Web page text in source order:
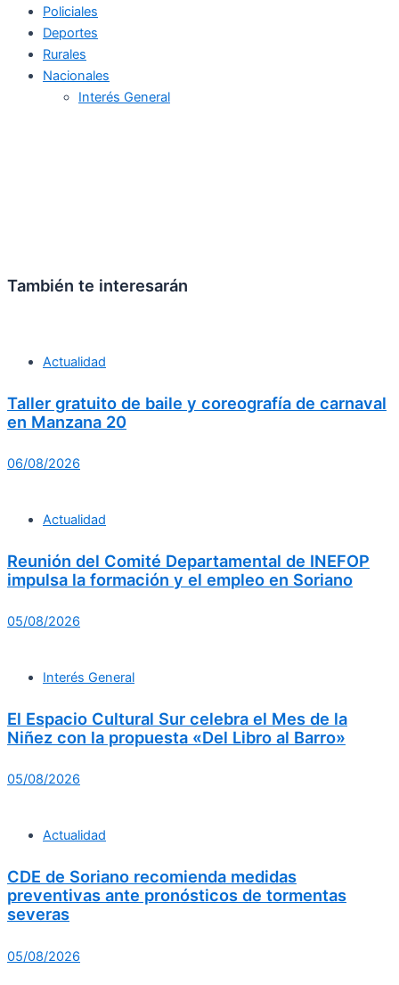
Policiales
Deportes
Rurales
Nacionales
Interés General
También te interesarán
Actualidad
Taller gratuito de baile y coreografía de carnaval
en Manzana 20
06/08/2026
Actualidad
Reunión del Comité Departamental de INEFOP
impulsa la formación y el empleo en Soriano
05/08/2026
Interés General
El Espacio Cultural Sur celebra el Mes de la
Niñez con la propuesta «Del Libro al Barro»
05/08/2026
Actualidad
CDE de Soriano recomienda medidas
preventivas ante pronósticos de tormentas
severas
05/08/2026